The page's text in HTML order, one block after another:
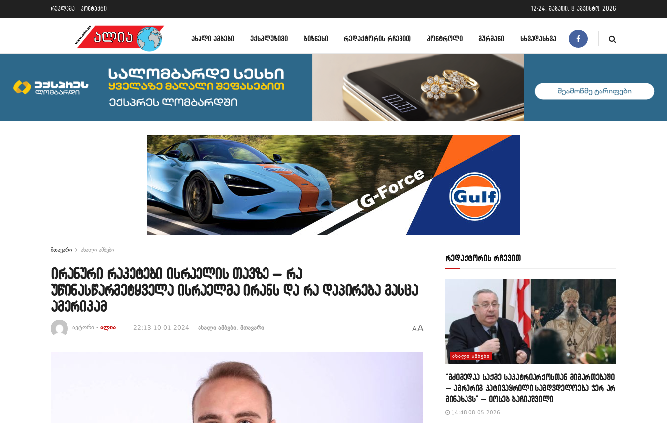
რეკლამა კონტაქტი 12:24, შაბათი, 8 აგვისტო, 2026
ᲐᲮᲐᲚᲘ ᲐᲛᲑᲔᲑᲘ ᲔᲥᲡᲙᲚᲣᲖᲘᲕᲘ ᲑᲘᲖᲜᲔᲡᲘ ᲠᲔᲓᲐᲥᲢᲝᲠᲘᲡ ᲠᲩᲔᲕᲘᲗ ᲙᲝᲜᲢᲠᲝᲚᲘ ᲒᲣᲠᲛᲐᲜᲘ ᲡᲮᲕᲐᲓᲐᲡᲮᲕᲐ
მთავარი ახალი ამბები
ირანური რაკეტები ისრაელის თავზე – რა
უწინასწარმეტყველა ისრაელმა ირანს და რა დაპირება გასცა
ამერიკამ
ავტორი - ალია 22:13 10-01-2024 - ახალი ამბები, მთავარი AA
რედაქტორის რჩევით
ᲐᲮᲐᲚᲘ ᲐᲛᲑᲔᲑᲘ
“მძიმედაა საქმე საპატრიარქოსთან მიმართებაში
– აგრერიგ პატივაყრილი სამღვდელოება ჯერ არ
მინახავს” – იოსებ ბაჩიაშვილი
14:48 08-05-2026